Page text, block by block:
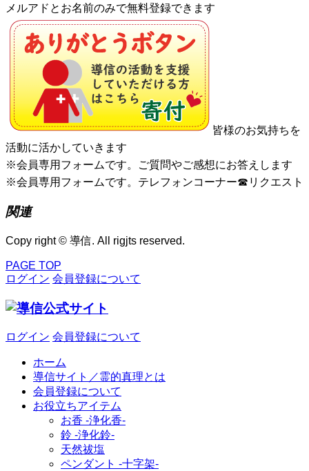
メルアドとお名前のみで無料登録できます
皆様のお気持ちを
活動に活かしていきます
※会員専用フォームです。ご質問やご感想にお答えします
※会員専用フォームです。テレフォンコーナー☎リクエスト
関連
Copy right © 導信. All rigjts reserved.
PAGE TOP
ログイン 会員登録について
ログイン 会員登録について
ホーム
導信サイト／霊的真理とは
会員登録について
お役立ちアイテム
お香 ‐浄化香‐
鈴 ‐浄化鈴‐
天然祓塩
ペンダント -十字架-